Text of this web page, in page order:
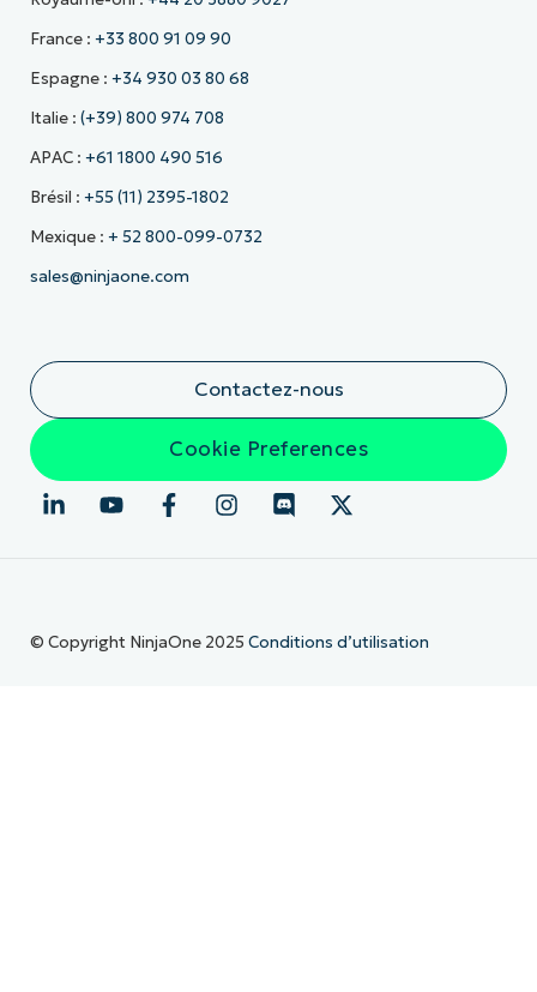
France : +33 800 91 09 90
Espagne : +34 930 03 80 68
Italie : (+39) 800 974 708
APAC : +61 1800 490 516
Brésil : +55 (11) 2395-1802
Mexique : + 52 800-099-0732
sales@ninjaone.com
Contactez-nous
Cookie Preferences
© Copyright NinjaOne 2025 Conditions d’utilisation